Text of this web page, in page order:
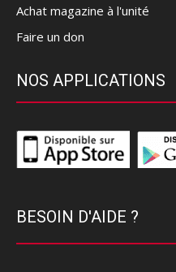
Achat magazine à l'unité
Faire un don
NOS APPLICATIONS
BESOIN D'AIDE ?